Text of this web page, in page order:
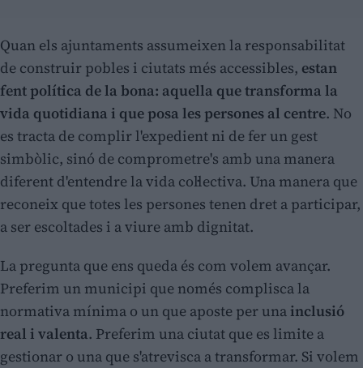
Quan els ajuntaments assumeixen la responsabilitat
de construir pobles i ciutats més accessibles, estan
fent política de la bona: aquella que transforma la
vida quotidiana i que posa les persones al centre. No
es tracta de complir l'expedient ni de fer un gest
simbòlic, sinó de comprometre's amb una manera
diferent d'entendre la vida col·lectiva. Una manera que
reconeix que totes les persones tenen dret a participar,
a ser escoltades i a viure amb dignitat.
La pregunta que ens queda és com volem avançar.
Preferim un municipi que només complisca la
normativa mínima o un que aposte per unainclusió
real i valenta. Preferim una ciutat que es limite a
gestionar o una que s'atrevisca a transformar. Si volem